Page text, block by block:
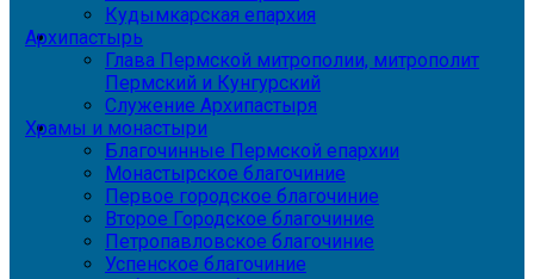
Кудымкарская епархия
Архипастырь
Глава Пермской митрополии, митрополит
Пермский и Кунгурский
Служение Архипастыря
Храмы и монастыри
Благочинные Пермской епархии
Монастырское благочиние
Первое городское благочиние
Второе Городское благочиние
Петропавловское благочиние
Успенское благочиние